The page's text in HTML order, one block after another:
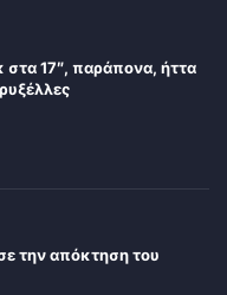
17″, παράπονα, ήττα
την απόκτηση του